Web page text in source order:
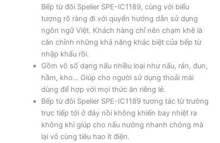
Bếp từ đôi Spelier SPE-IC1189, cùng với biểu
tượng rõ ràng đi với quyển hướng dẫn sử dụng
ngôn ngữ Việt. Khách hàng chỉ nên chạm khẽ là
căn chỉnh những khả năng khác biệt của bếp từ
nhập khẩu rồi.
Gồm vô số dạng nấu nhiều loại như nấu, rán, đun,
hầm, kho… Giúp cho người sử dụng thoải mái
dùng để hợp với mọi thức ăn riêng lẻ.
Bếp từ đôi Spelier SPE-IC1189 tương tác từ trường
trực tiếp tới ở đáy nồi không khiến bay nhiệt ra
không khí giúp cho nấu nướng nhanh chóng mà
lại vô cùng tiêu hao ít điện.